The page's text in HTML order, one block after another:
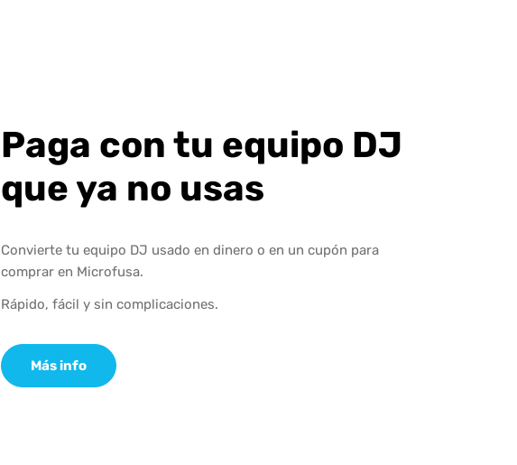
Paga con tu equipo DJ
que ya no usas
Convierte tu equipo DJ usado en dinero o en un cupón para
comprar en Microfusa.
Rápido, fácil y sin complicaciones.
Más info